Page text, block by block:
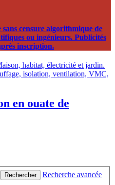
censure algorithmique de
ou ingénieurs. Publicités
inscription.
habitat, électricité et jardin.
isolation, ventilation, VMC,
en ouate de
Rechercher
Recherche avancée